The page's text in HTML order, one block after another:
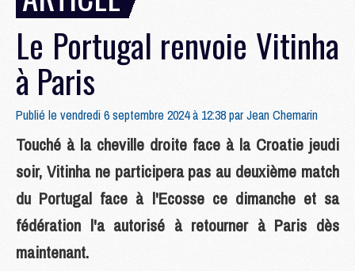
Le Portugal renvoie Vitinha
à Paris
Publié le vendredi 6 septembre 2024 à 12:38 parJean Chemarin
Touché à la cheville droite face à la Croatie jeudi
soir, Vitinha ne participera pas au deuxième match
du Portugal face à l'Ecosse ce dimanche et sa
fédération l'a autorisé à retourner à Paris dès
maintenant.